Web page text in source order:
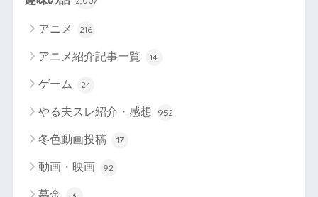
アニメ 216
アニメ紹介記事一覧 14
ゲーム 24
やる夫スレ紹介・感想 952
冬色動画投稿 17
動画・映画 92